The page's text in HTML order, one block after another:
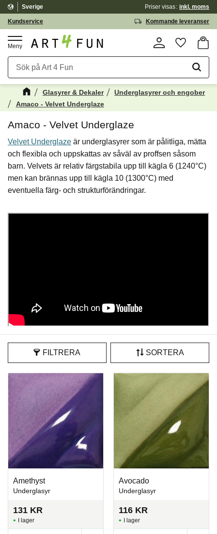
Meny
Kundservice Kommande leveranser
Sverige Priser visas inkl. moms
Glasyrer & Dekaler
Underglasyrer och engober
Amaco - Velvet Underglaze
Amaco - Velvet Underglaze
Velvet Underglaze är underglasyrer som är pålitliga, mätta
och flexibla och uppskattas av såväl av proffsen såsom
barn. Velvets är relativ färgstabila upp till kägla 6 (1240°C)
men kan brännas upp till kägla 10 (1300°C) med
eventuella färg- och strukturförändringar.
FILTRERA SORTERA
Amethyst
Underglasyr
131 KR
I lager
Avocado
Underglasyr
116 KR
I lager